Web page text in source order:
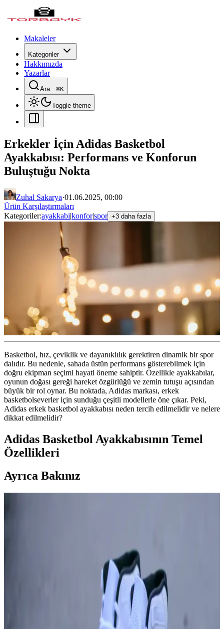
Makaleler
Kategoriler
Hakkımızda
Yazarlar
Ara...⌘K
Toggle theme
Erkekler İçin Adidas Basketbol
Ayakkabısı: Performans ve Konforun
Buluştuğu Nokta
Zuhal Sakarya·01.06.2025, 00:00
Ürün Karşılaştırmaları
Kategoriler:ayakkabi|konfor|spor +3 daha fazla
Basketbol, hız, çeviklik ve dayanıklılık gerektiren dinamik bir spor
dalıdır. Bu nedenle, sahada üstün performans gösterebilmek için
doğru ekipman seçimi hayati öneme sahiptir. Özellikle ayakkabılar,
oyunun doğası gereği hareket özgürlüğü ve zemin tutuşu açısından
büyük bir rol oynar. Bu noktada, Adidas markası, erkek
basketbolseverler için sunduğu çeşitli modellerle öne çıkar. Peki,
Adidas erkek basketbol ayakkabısı neden tercih edilmelidir ve nelere
dikkat edilmelidir?
Adidas Basketbol Ayakkabısının Temel
Özellikleri
Ayrıca Bakınız
uyumunu yansıtıyor. Güncel trendler ve favori modelleriyle gençlere
Nike Mavi Basketbol Ayakkabıları: Performans ve
Şıklığın Modern Buluşması
Nike'ın mavi basketbol ayakkabıları, üstün teknolojiler ve şık
tasarımlarla hem spor hem de günlük kullanım için ideal.
Dayanıklılık, konfor ve stil bir arada.